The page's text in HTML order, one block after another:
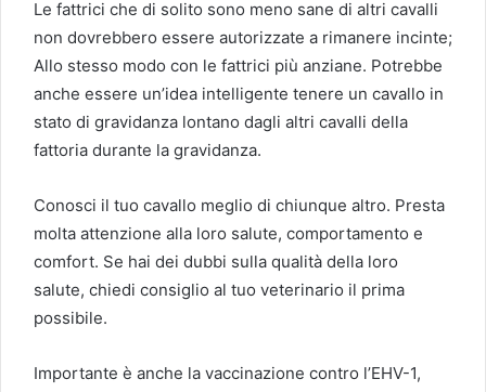
Le fattrici che di solito sono meno sane di altri cavalli
non dovrebbero essere autorizzate a rimanere incinte;
Allo stesso modo con le fattrici più anziane. Potrebbe
anche essere un’idea intelligente tenere un cavallo in
stato di gravidanza lontano dagli altri cavalli della
fattoria durante la gravidanza.
Conosci il tuo cavallo meglio di chiunque altro. Presta
molta attenzione alla loro salute, comportamento e
comfort. Se hai dei dubbi sulla qualità della loro
salute, chiedi consiglio al tuo veterinario il prima
possibile.
Importante è anche la vaccinazione contro l’EHV-1,